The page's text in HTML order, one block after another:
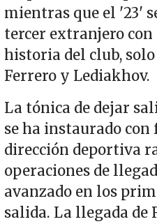
mientras que el '23'
tercer extranjero
historia del club, solo
Ferrero y Lediakhov.
La tónica de dejar
se ha instaurado con
dirección deportiva
operaciones de
avanzado en los
salida. La llegada de